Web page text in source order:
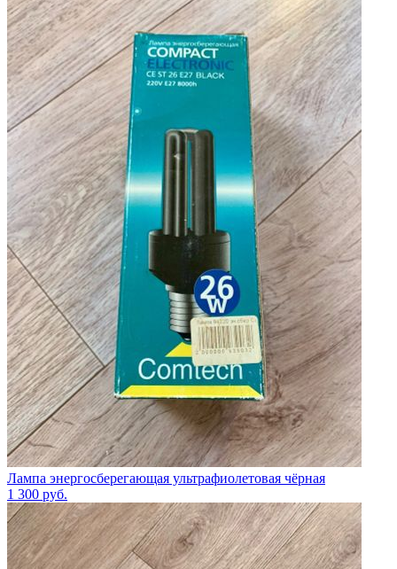
Лампа энергосберегающая ультрафиолетовая чёрная
1 300 руб.